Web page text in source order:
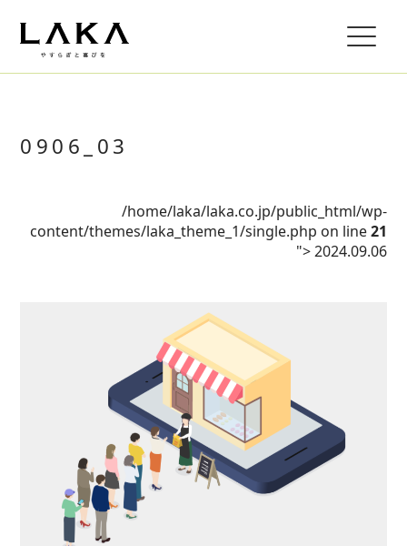
0906_03
/home/laka/laka.co.jp/public_html/wp-
content/themes/laka_theme_1/single.php on line21
">2024.09.06